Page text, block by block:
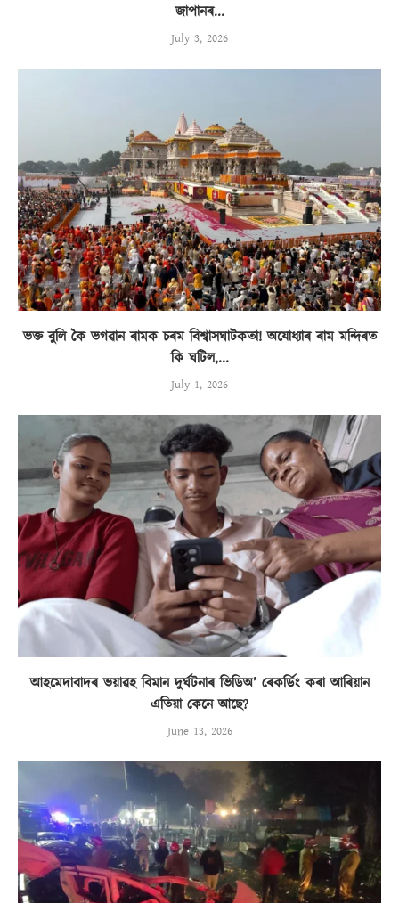
জাপানৰ...
July 3, 2026
ভক্ত বুলি কৈ ভগৱান ৰামক চৰম বিশ্বাসঘাটকতা! অযোধ্যাৰ ৰাম মন্দিৰত
কি ঘটিল,...
July 1, 2026
আহমেদাবাদৰ ভয়াৱহ বিমান দুৰ্ঘটনাৰ ভিডিঅ’ ৰেকৰ্ডিং কৰা আৰিয়ান
এতিয়া কেনে আছে?
June 13, 2026